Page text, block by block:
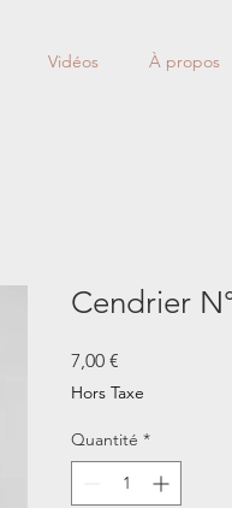
Vidéos À propos
Cendrier
7,00 €
Hors Taxe
Quantité *